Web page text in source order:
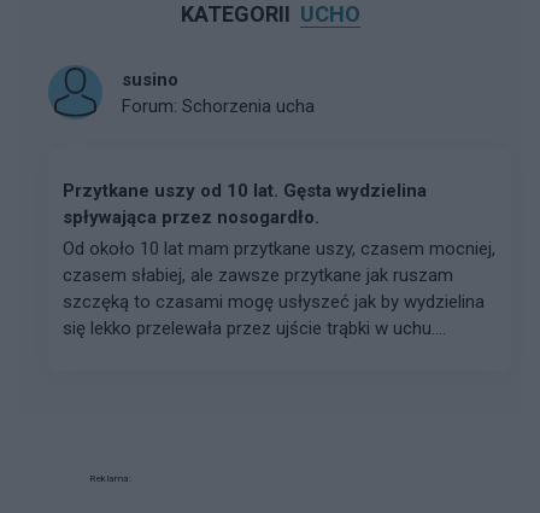
KATEGORII UCHO
susino
Forum: Schorzenia ucha
Przytkane uszy od 10 lat. Gęsta wydzielina
spływająca przez nosogardło.
Od około 10 lat mam przytkane uszy, czasem mocniej,
czasem słabiej, ale zawsze przytkane jak ruszam
szczęką to czasami mogę usłyszeć jak by wydzielina
się lekko przelewała przez ujście trąbki w uchu....
Reklama: